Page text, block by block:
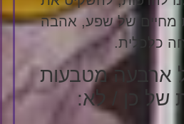
מחיים של שפע, אהבה
כלכלית.
ארבעה מטבעות
של כן / לא: